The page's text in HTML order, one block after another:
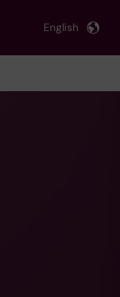
English